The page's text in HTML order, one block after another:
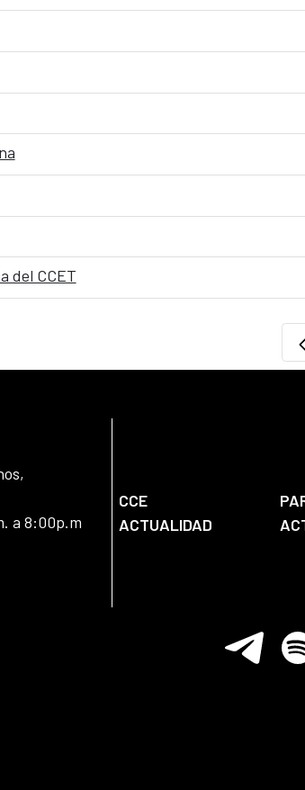
del CCET
a 8:00p.m
CCE
ACTUALIDAD
Telegram